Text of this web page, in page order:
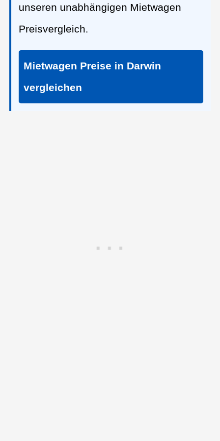
unseren unabhängigen Mietwagen
Preisvergleich.
Mietwagen Preise in Darwin
vergleichen